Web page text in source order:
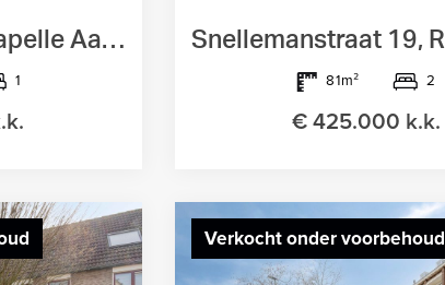
Akkerwinde 349, Capelle Aan Den Ijssel
1 81m² 2
€ 425.000 k.k.
Verkocht onder voorbehoud